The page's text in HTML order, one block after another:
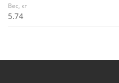
Вес, кг
5.74